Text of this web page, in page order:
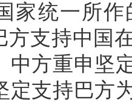
家统一所
方支持中国
中方重申坚
定支持巴方